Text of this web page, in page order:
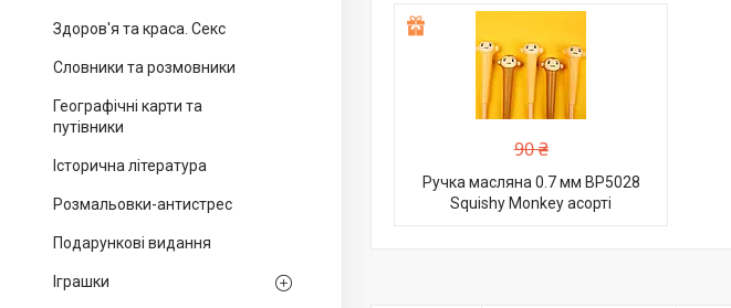
Здоров'я та краса. Секс
Словники та розмовники
Географічні карти та
путівники
Історична література
Розмальовки-антистрес
Подарункові видання
Іграшки
90 ₴
Ручка масляна 0.7 мм BP5028
Squishy Monkey асорті